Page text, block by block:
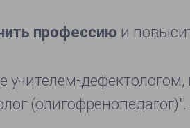
профессию и
учителем-
(олигофренопедагог)".